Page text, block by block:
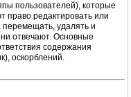
пользователей), которые
редактировать или
перемещать, удалять и
отвечают. Основные
содержания
оскорблений.